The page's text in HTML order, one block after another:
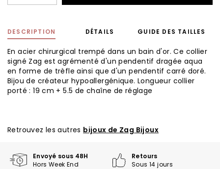
DESCRIPTION
En acier chirurgical trempé dans un bain d'or. Ce collier
signé Zag est agrémenté d'un pendentif dragée aqua
en forme de trèfle ainsi que d'un pendentif carré doré.
Bijou de créateur hypoallergénique. Longueur collier
porté : 19 cm + 5.5 de chaîne de réglage
Retrouvez les autres bijoux de Zag Bijoux
DÉTAILS GUIDE DES TAILLES
Envoyé sous 48H
Hors Week End
Retours
Sous 14 jours